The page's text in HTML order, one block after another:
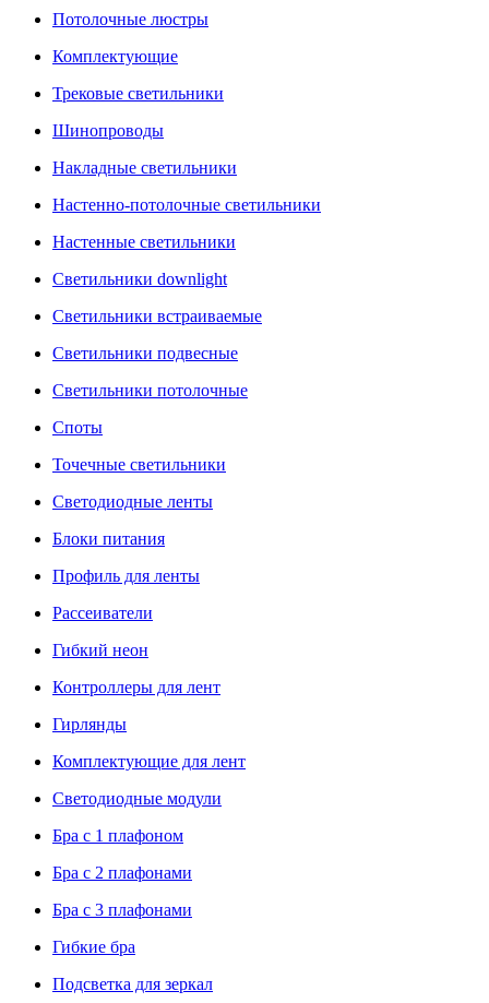
Потолочные люстры
Комплектующие
Трековые светильники
Шинопроводы
Накладные светильники
Настенно-потолочные светильники
Настенные светильники
Светильники downlight
Светильники встраиваемые
Светильники подвесные
Светильники потолочные
Споты
Точечные светильники
Светодиодные ленты
Блоки питания
Профиль для ленты
Рассеиватели
Гибкий неон
Контроллеры для лент
Гирлянды
Комплектующие для лент
Светодиодные модули
Бра с 1 плафоном
Бра с 2 плафонами
Бра с 3 плафонами
Гибкие бра
Подсветка для зеркал